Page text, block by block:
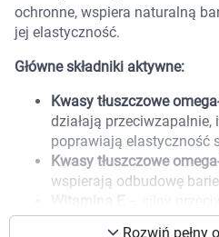
Korzystamy z plików
preferencji. Więcej
ochronne, wspiera naturalną
jej elastyczność.
Główne składniki aktywne:
Kwasy tłuszczowe
działają
poprawiają elastyczność
Kwasy tłuszczowe
wspierają odbudowę
przed wolnymi rodnikami
Rozwiń pełny